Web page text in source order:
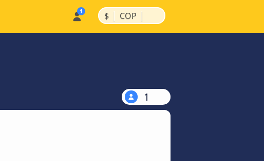
$ | COP |
1